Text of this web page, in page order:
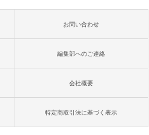
お問い合わせ
編集部へのご連絡
会社概要
特定商取引法に基づく表示